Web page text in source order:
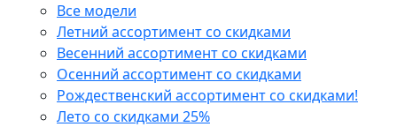
Все модели
Летний ассортимент со скидками
Весенний ассортимент со скидками
Осенний ассортимент со скидками
Рождественский ассортимент со скидками!
Лето со скидками 25%